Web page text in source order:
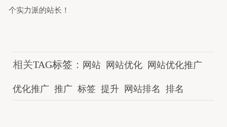
个实力派的站长！
相关TAG标签 ： 网站 网站优化 网站优化推广
优化推广 推广 标签 提升 网站排名 排名